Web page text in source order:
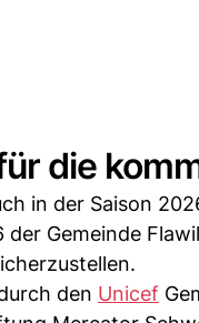
die
in der Saison
Gemeinde
den Unicef